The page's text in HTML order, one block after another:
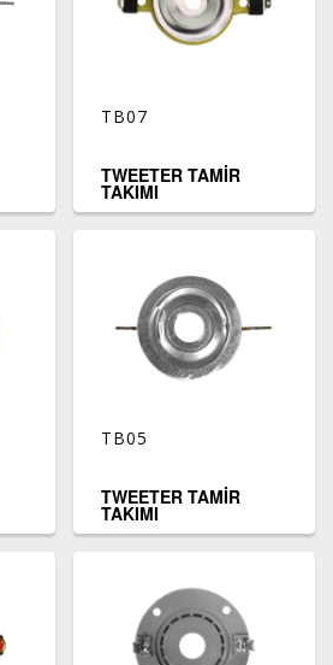
TB07
TWEETER TAMİR
TAKIMI
TB05
TWEETER TAMİR
TAKIMI